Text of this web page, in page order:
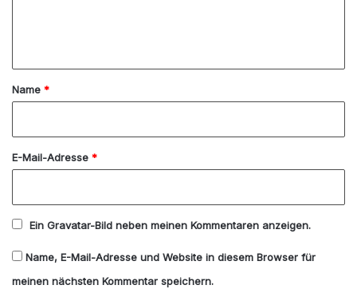
a
*
Name *
E-Mail-Adresse *
Ein Gravatar-Bild neben meinen Kommentaren anzeigen.
Name, E-Mail-Adresse und Website in diesem Browser für
meinen nächsten Kommentar speichern.